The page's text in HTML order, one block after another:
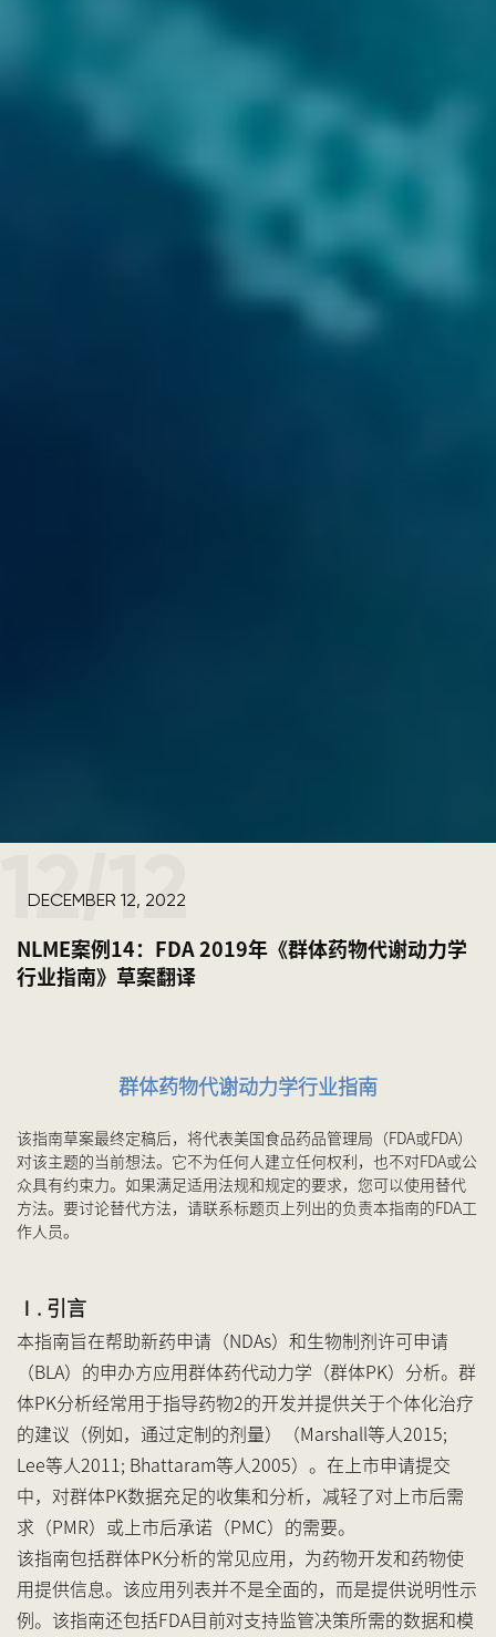
12/12
DECEMBER 12, 2022
NLME案例14：FDA 2019年《群体药物代谢动力学
行业指南》草案翻译
群体药物代谢动力学行业指南
该指南草案最终定稿后，将代表美国食品药品管理局（FDA或FDA）
对该主题的当前想法。它不为任何人建立任何权利，也不对FDA或公
众具有约束力。如果满足适用法规和规定的要求，您可以使用替代
方法。要讨论替代方法，请联系标题页上列出的负责本指南的FDA工
作人员。
Ⅰ. 引言
本指南旨在帮助新药申请（NDAs）和生物制剂许可申请
（BLA）的申办方应用群体药代动力学（群体PK）分析。群
体PK分析经常用于指导药物2的开发并提供关于个体化治疗
的建议（例如，通过定制的剂量）（Marshall等人2015;
Lee等人2011; Bhattaram等人2005）。在上市申请提交
中，对群体PK数据充足的收集和分析，减轻了对上市后需
求（PMR）或上市后承诺（PMC）的需要。
该指南包括群体PK分析的常见应用，为药物开发和药物使
用提供信息。该应用列表并不是全面的，而是提供说明性示
例。该指南还包括FDA目前对支持监管决策所需的数据和模